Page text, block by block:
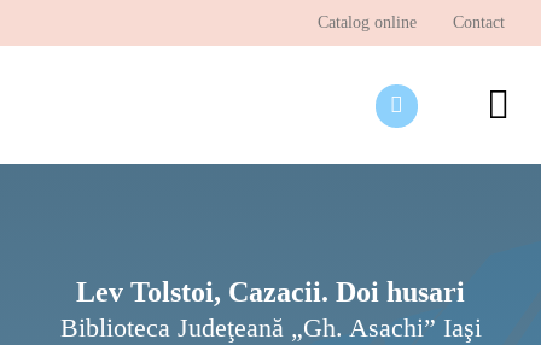
Catalog online Contact
Lev Tolstoi, Cazacii. Doi husari
Biblioteca Judeţeană „Gh. Asachi” Iaşi